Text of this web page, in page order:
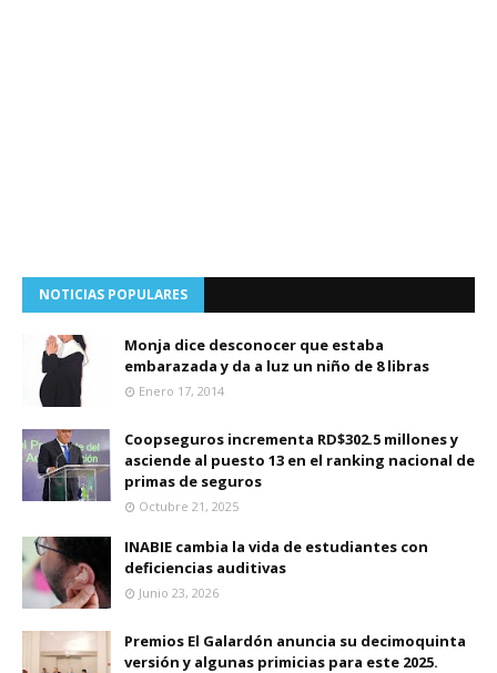
NOTICIAS POPULARES
Monja dice desconocer que estaba
embarazada y da a luz un niño de 8 libras
Enero 17, 2014
Coopseguros incrementa RD$302.5 millones y
asciende al puesto 13 en el ranking nacional de
primas de seguros
Octubre 21, 2025
INABIE cambia la vida de estudiantes con
deficiencias auditivas
Junio 23, 2026
Premios El Galardón anuncia su decimoquinta
versión y algunas primicias para este 2025.